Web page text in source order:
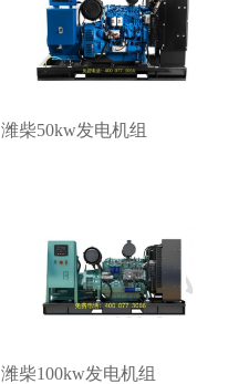
3
潍柴50kw发电机组
潍柴100kw发电机组